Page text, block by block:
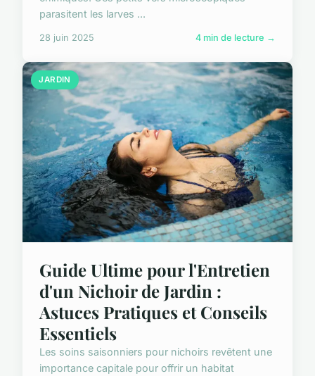
parasitent les larves ...
28 juin 2025 4 min de lecture →
JARDIN
Guide Ultime pour l'Entretien
d'un Nichoir de Jardin :
Astuces Pratiques et Conseils
Essentiels
Les soins saisonniers pour nichoirs revêtent une
importance capitale pour offrir un habitat